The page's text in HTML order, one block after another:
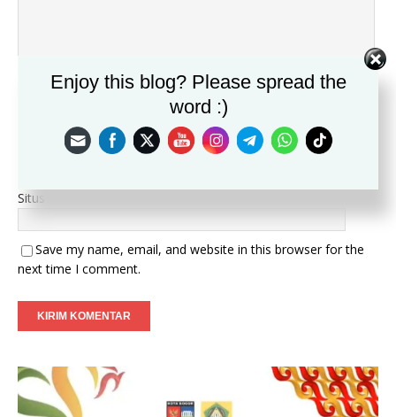
Situs
Save my name, email, and website in this browser for the
next time I comment.
Enjoy this blog? Please spread the
word :)